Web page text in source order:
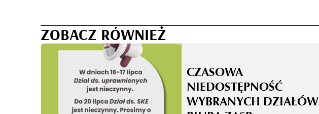
ZOBACZ RÓWNIEŻ
CZASOWA
NIEDOSTĘPNOŚĆ
WYBRANYCH DZIAŁÓW